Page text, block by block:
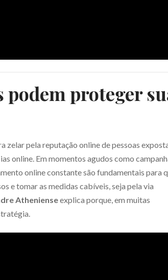
podem proteger
zelar pela reputação online de pessoas
online. Em momentos agudos como
online constante são fundamentais para
e tomar as medidas cabíveis, seja pela via
Athenienseexplica porque, em muitas
nossanewsletter